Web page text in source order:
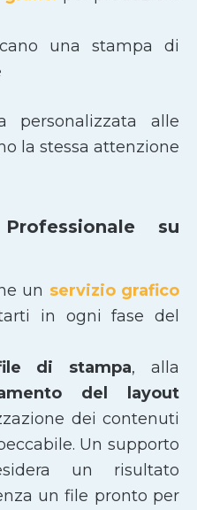
una stampa di
personalizzata alle
la stessa attenzione
su
un servizio grafico
in ogni fase del
di stampa, alla
del layout
dei contenuti
Un supporto
un risultato
un file pronto per